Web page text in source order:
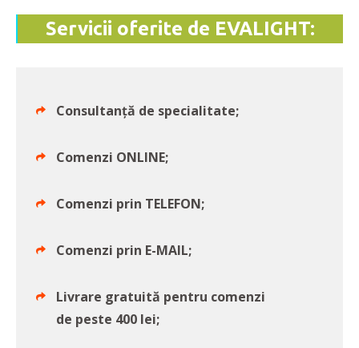
Servicii oferite de EVALIGHT:
Consultanță de specialitate;
Comenzi ONLINE;
Comenzi prin TELEFON;
Comenzi prin E-MAIL;
Livrare gratuită pentru comenzi
de peste 400 lei;